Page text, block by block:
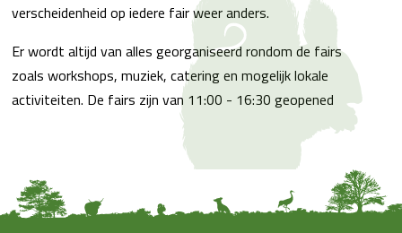
verscheidenheid op iedere fair weer anders.
Er wordt altijd van alles georganiseerd rondom de fairs
zoals workshops, muziek, catering en mogelijk lokale
activiteiten. De fairs zijn van 11:00 - 16:30 geopened